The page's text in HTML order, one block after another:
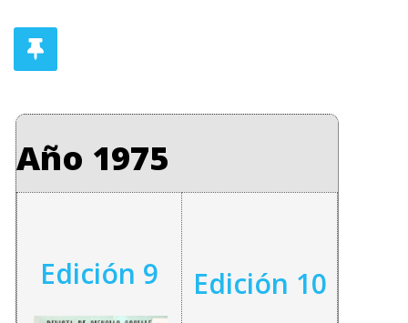
Ruth Irene Arias-Gutiérrez, Roberto González
COMUNICACIÓN SOBRE CAMBIO CLIMÁTICO
TRANSFERENCIAS DE INGRESOS A LOS HOGARES
Pilar Arcidiácono
Año 1975
Edición 9 Edición 10